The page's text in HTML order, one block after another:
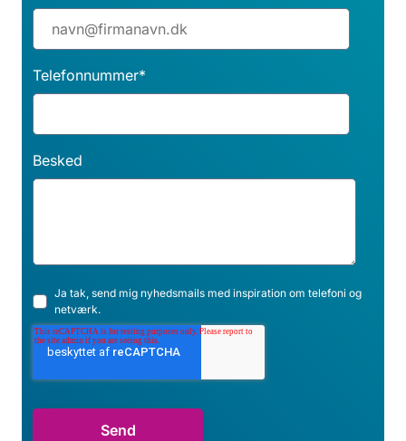
Telefonnummer*
Besked
Ja tak, send mig nyhedsmails med inspiration om telefoni og
netværk.